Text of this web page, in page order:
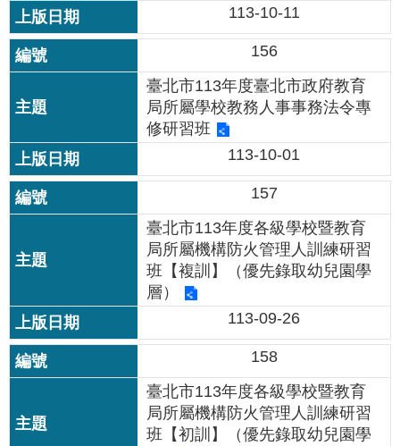
開
放
宣
告
113-10-11
156
臺北市113年度臺北市政府教育
局所屬學校教務人事事務法令專
修研習班
113-10-01
157
臺北市113年度各級學校暨教育
局所屬機構防火管理人訓練研習
班【複訓】（優先錄取幼兒園學
層）
113-09-26
158
臺北市113年度各級學校暨教育
局所屬機構防火管理人訓練研習
班【初訓】（優先錄取幼兒園學